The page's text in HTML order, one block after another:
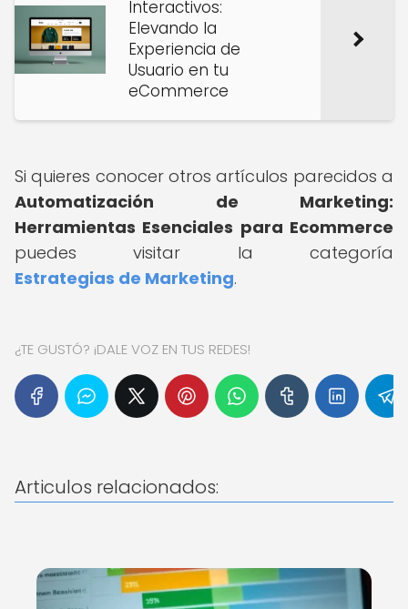
Interactivos:
Elevando la
Experiencia de
Usuario en tu
eCommerce
Si quieres conocer otros artículos parecidos a
Automatización de Marketing:
Herramientas Esenciales para Ecommerce
puedes visitar la categoría
Estrategias de Marketing.
¿TE GUSTÓ? ¡DALE VOZ EN TUS REDES!
Articulos relacionados: